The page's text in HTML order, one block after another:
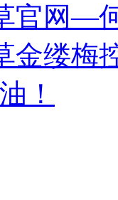
官网—
金缕梅
！